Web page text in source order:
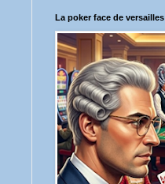
La poker face de versailles